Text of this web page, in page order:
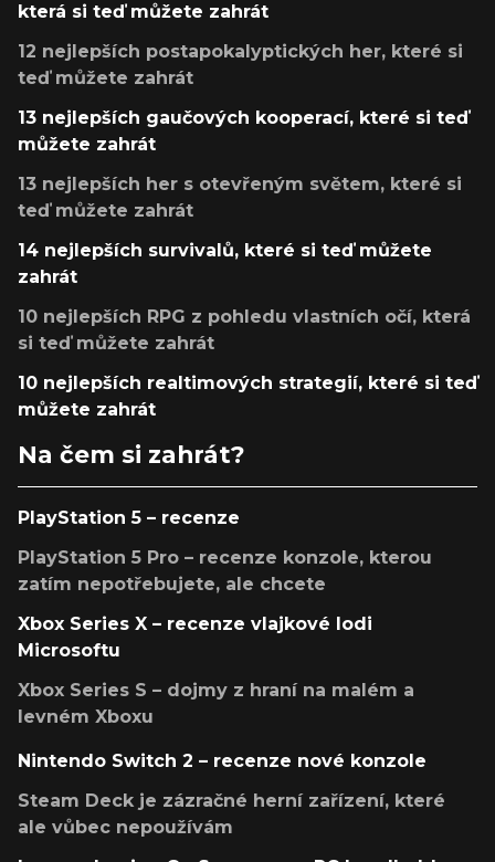
která si teď můžete zahrát
12 nejlepších postapokalyptických her, které si
teď můžete zahrát
13 nejlepších gaučových kooperací, které si teď
můžete zahrát
13 nejlepších her s otevřeným světem, které si
teď můžete zahrát
14 nejlepších survivalů, které si teď můžete
zahrát
10 nejlepších RPG z pohledu vlastních očí, která
si teď můžete zahrát
10 nejlepších realtimových strategií, které si teď
můžete zahrát
Na čem si zahrát?
PlayStation 5 – recenze
PlayStation 5 Pro – recenze konzole, kterou
zatím nepotřebujete, ale chcete
Xbox Series X – recenze vlajkové lodi
Microsoftu
Xbox Series S – dojmy z hraní na malém a
levném Xboxu
Nintendo Switch 2 – recenze nové konzole
Steam Deck je zázračné herní zařízení, které
ale vůbec nepoužívám